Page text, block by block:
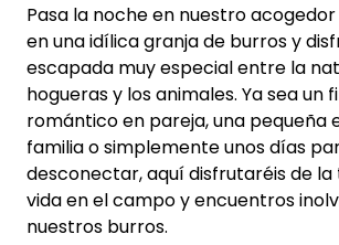
Pasa la noche en nuestro
en una idílica granja de burros y
escapada muy especial entre la
hogueras y los animales. Ya sea un
romántico en pareja, una pequeña
familia o simplemente unos días
desconectar, aquí disfrutaréis de la
vida en el campo y encuentros
nuestros burros.